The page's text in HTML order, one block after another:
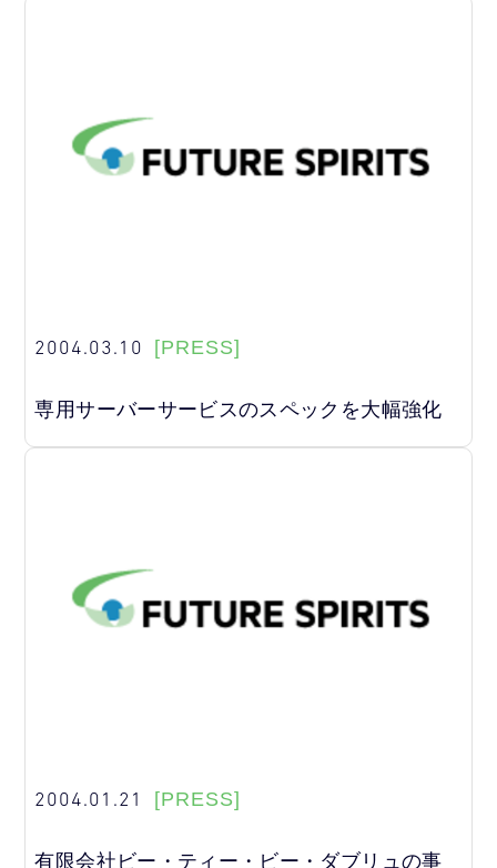
2004.03.10 [PRESS]
専用サーバーサービスのスペックを大幅強化
2004.01.21 [PRESS]
有限会社ビー・ティー・ビー・ダブリュの事